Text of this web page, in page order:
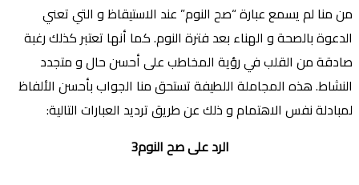
من منا لم يسمع عبارة “صح النوم” عند الاستيقاظ و التي تعني
الدعوة بالصحة و الهناء بعد فترة النوم. كما أنها تعتبر كذلك رغبة
صادقة من القلب في رؤية المخاطب على أحسن حال و متجدد
النشاط. هذه المجاملة اللطيفة تستحق منا الجواب بأحسن اﻷلفاظ
لمبادلة نفس الاهتمام و ذلك عن طريق ترديد العبارات التالية:
الرد على صح النوم3